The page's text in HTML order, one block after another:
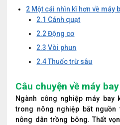
2 Một cái nhìn kĩ hơn về máy
2.1 Cánh quạt
2.2Động cơ
2.3 Vòi phun
2.4Thuốc trừ sâu
Câu chuyện về máy
Ngành công nghiệp máy
trong nông nghiệp bắt
nông dân trồng bông. Thất